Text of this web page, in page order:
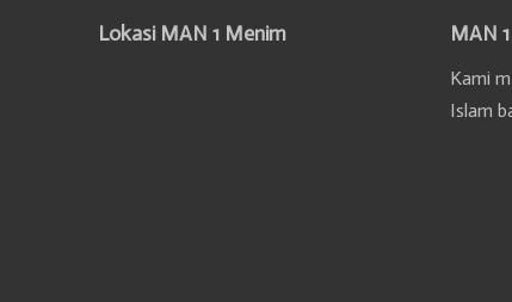
Lokasi MAN 1 Menim MAN
Kami
Islam